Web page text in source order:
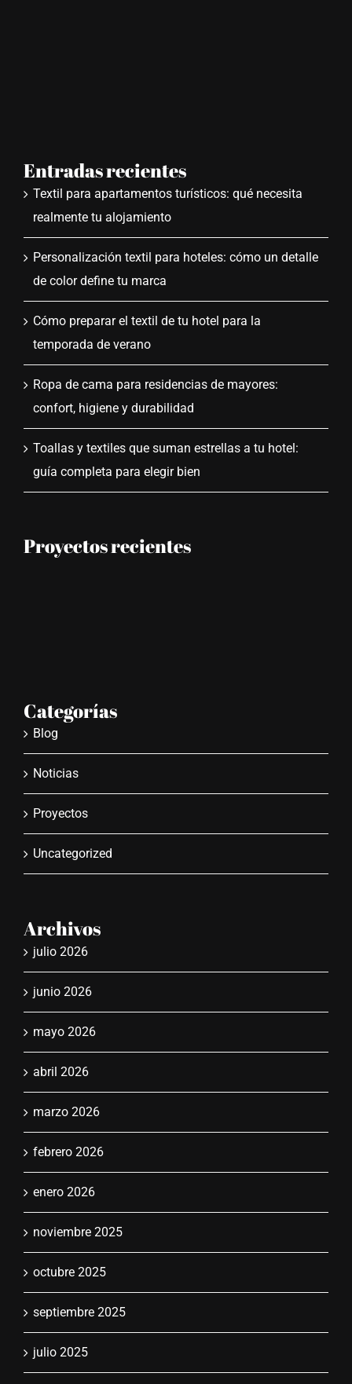
Entradas recientes
Textil para apartamentos turísticos: qué necesita
realmente tu alojamiento
Personalización textil para hoteles: cómo un detalle
de color define tu marca
Cómo preparar el textil de tu hotel para la
temporada de verano
Ropa de cama para residencias de mayores:
confort, higiene y durabilidad
Toallas y textiles que suman estrellas a tu hotel:
guía completa para elegir bien
Proyectos recientes
Categorías
Blog
Noticias
Proyectos
Uncategorized
Archivos
julio 2026
junio 2026
mayo 2026
abril 2026
marzo 2026
febrero 2026
enero 2026
noviembre 2025
octubre 2025
septiembre 2025
julio 2025